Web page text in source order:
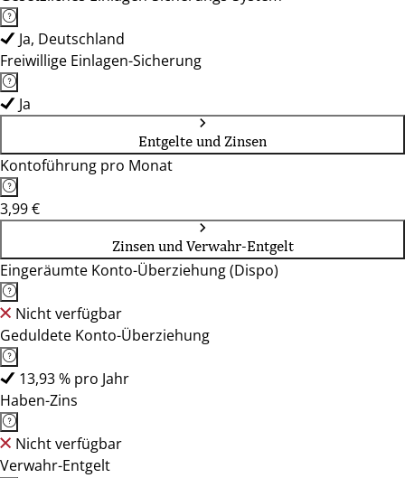
Ja, Deutschland
Freiwillige Einlagen-Sicherung
Ja
Entgelte und Zinsen
Kontoführung pro Monat
3,99 €
Zinsen und Verwahr-Entgelt
Eingeräumte Konto-Überziehung (Dispo)
Nicht verfügbar
Geduldete Konto-Überziehung
13,93 % pro Jahr
Haben-Zins
Nicht verfügbar
Verwahr-Entgelt